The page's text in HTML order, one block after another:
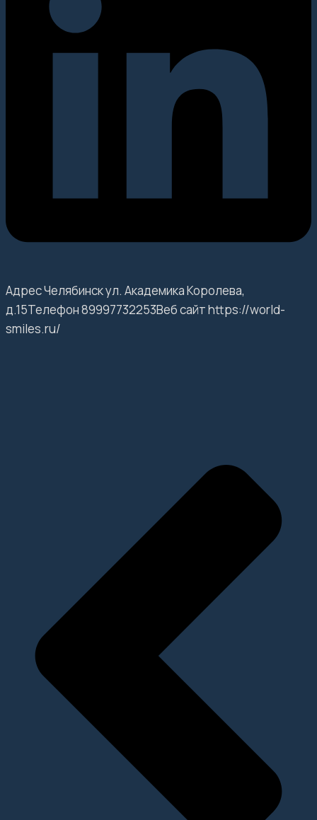
Адрес Челябинск ул. Академика Королева,
д.15Телефон 89997732253Веб сайт https://world-
smiles.ru/